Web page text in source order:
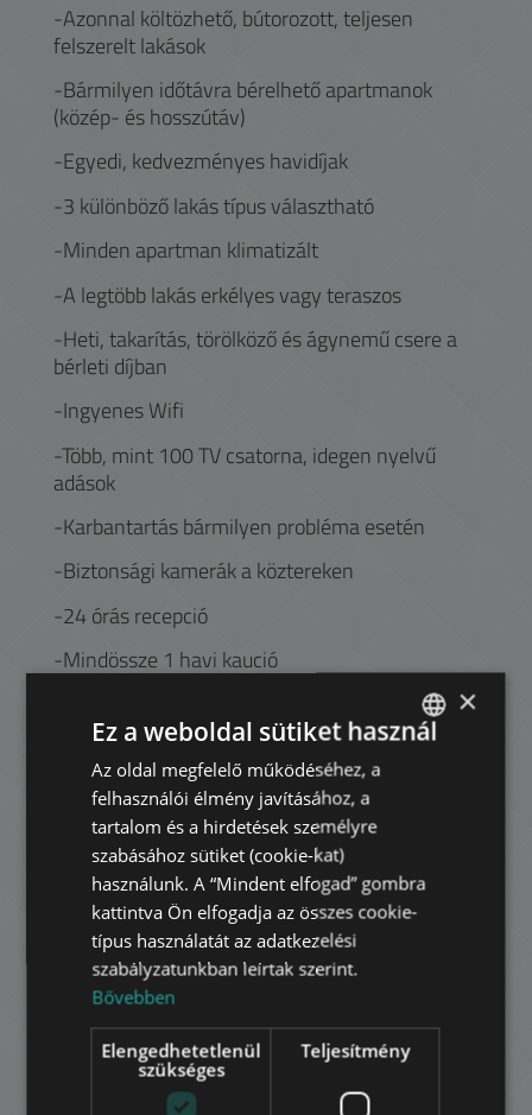
-Azonnal költözhető, bútorozott, teljesen
felszerelt lakások
-Bármilyen időtávra bérelhető apartmanok
(közép- és hosszútáv)
-Egyedi, kedvezményes havidíjak
-3 különböző lakás típus választható
-Minden apartman klimatizált
-A legtöbb lakás erkélyes vagy teraszos
-Heti, takarítás, törölköző és ágynemű csere a
bérleti díjban
-Ingyenes Wifi
-Több, mint 100 TV csatorna, idegen nyelvű
adások
-Karbantartás bármilyen probléma esetén
-Biztonsági kamerák a köztereken
-24 órás recepció
-Mindössze 1 havi kaució
-Udvari parkolóhely bérelhető a lakásokhoz
XIII.kerület -Újlipótváros,
Angyalföld
Újlipótváros klasszikus épületeivel, Duna parti
sétányával, a Pozsonyi út éttermeivel, a Szent
István Park nyugalmával és a Margit sziget
közelségével rendkívül népszerű a belvároshoz
közel otthont kereső családok körében.
A Váci úti irodafolyosó kedvelt lokáció sok
multinacionális cég és vállalkozás számára,
olyan modern, „A” kategóriás irodaházakkal,
mint a Nordic Light, a Capital Square, a DC
Offices, vagy a Váci Greens. (A Váci utat ne
FRENCH
ARABIC
×
Ez a weboldal sütiket használ
Az oldal megfelelő működéséhez, a
felhasználói élmény javításához, a
tartalom és a hirdetések személyre
szabásához sütiket (cookie-kat)
használunk. A “Mindent elfogad” gombra
kattintva Ön elfogadja az összes cookie-
típus használatát az adatkezelési
szabályzatunkban leírtak szerint.
Bővebben
Elengedhetetlenül
szükséges
Teljesítmény